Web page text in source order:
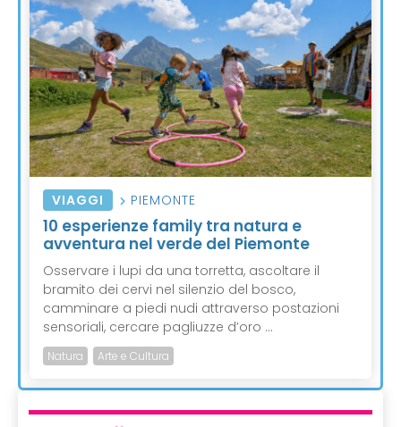
VIAGGI PIEMONTE
10 esperienze family tra natura e
avventura nel verde del Piemonte
Osservare i lupi da una torretta, ascoltare il
bramito dei cervi nel silenzio del bosco,
camminare a piedi nudi attraverso postazioni
sensoriali, cercare pagliuzze d’oro ...
Natura Arte e Cultura